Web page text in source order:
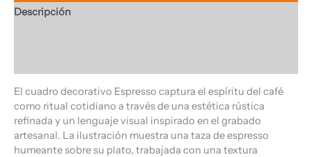
Descripción
El cuadro decorativo Espresso captura el espíritu del café
como ritual cotidiano a través de una estética rústica
refinada y un lenguaje visual inspirado en el grabado
artesanal. La ilustración muestra una taza de espresso
humeante sobre su plato, trabajada con una textura